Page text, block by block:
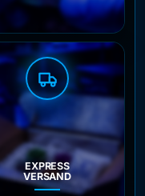
EXPRESS
VERSAND